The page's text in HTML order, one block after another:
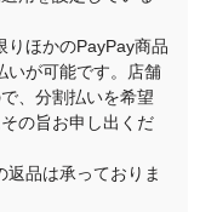
りほかのPayPay商品
いが可能です。店舗
、分割払いを希望
の旨お申し出くだ
返品は承っておりま